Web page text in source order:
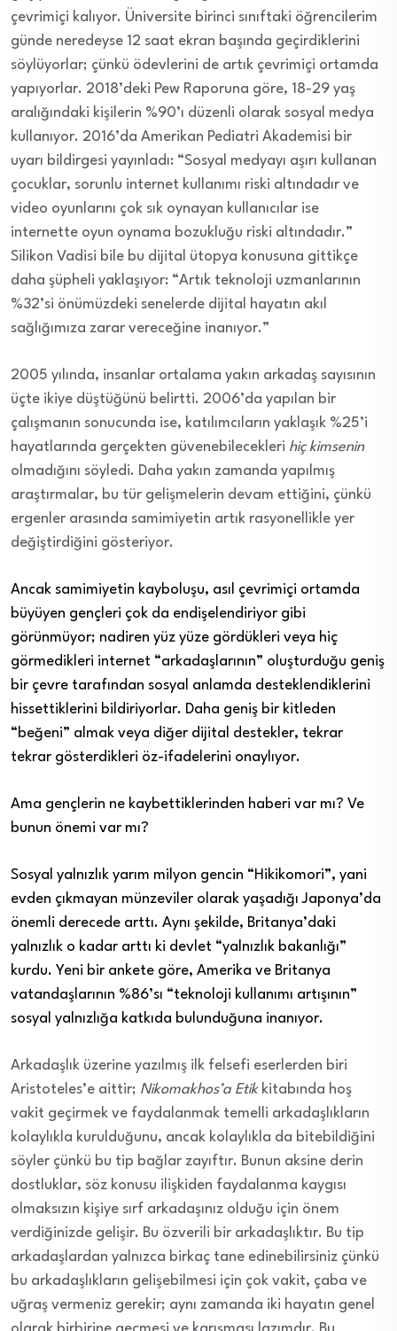
çevrimiçi kalıyor. Üniversite birinci sınıftaki öğrencilerim
günde neredeyse 12 saat ekran başında geçirdiklerini
söylüyorlar; çünkü ödevlerini de artık çevrimiçi ortamda
yapıyorlar. 2018’deki Pew Raporuna göre, 18-29 yaş
aralığındaki kişilerin %90’ı düzenli olarak sosyal medya
kullanıyor. 2016’da Amerikan Pediatri Akademisi bir
uyarı bildirgesi yayınladı: “Sosyal medyayı aşırı kullanan
çocuklar, sorunlu internet kullanımı riski altındadır ve
video oyunlarını çok sık oynayan kullanıcılar ise
internette oyun oynama bozukluğu riski altındadır.”
Silikon Vadisi bile bu dijital ütopya konusuna gittikçe
daha şüpheli yaklaşıyor: “Artık teknoloji uzmanlarının
%32’si önümüzdeki senelerde dijital hayatın akıl
sağlığımıza zarar vereceğine inanıyor.”
2005 yılında, insanlar ortalama yakın arkadaş sayısının
üçte ikiye düştüğünü belirtti. 2006’da yapılan bir
çalışmanın sonucunda ise, katılımcıların yaklaşık %25’i
hayatlarında gerçekten güvenebilecekleri hiç kimsenin
olmadığını söyledi. Daha yakın zamanda yapılmış
araştırmalar, bu tür gelişmelerin devam ettiğini, çünkü
ergenler arasında samimiyetin artık rasyonellikle yer
değiştirdiğini gösteriyor.
Ancak samimiyetin kayboluşu, asıl çevrimiçi ortamda
büyüyen gençleri çok da endişelendiriyor gibi
görünmüyor; nadiren yüz yüze gördükleri veya hiç
görmedikleri internet “arkadaşlarının” oluşturduğu geniş
bir çevre tarafından sosyal anlamda desteklendiklerini
hissettiklerini bildiriyorlar. Daha geniş bir kitleden
“beğeni” almak veya diğer dijital destekler, tekrar
tekrar gösterdikleri öz-ifadelerini onaylıyor.
Ama gençlerin ne kaybettiklerinden haberi var mı? Ve
bunun önemi var mı?
Sosyal yalnızlık yarım milyon gencin “Hikikomori”, yani
evden çıkmayan münzeviler olarak yaşadığı Japonya’da
önemli derecede arttı. Aynı şekilde, Britanya’daki
yalnızlık o kadar arttı ki devlet “yalnızlık bakanlığı”
kurdu. Yeni bir ankete göre, Amerika ve Britanya
vatandaşlarının %86’sı “teknoloji kullanımı artışının”
sosyal yalnızlığa katkıda bulunduğuna inanıyor.
Arkadaşlık üzerine yazılmış ilk felsefi eserlerden biri
Aristoteles’e aittir; Nikomakhos’a Etik kitabında hoş
vakit geçirmek ve faydalanmak temelli arkadaşlıkların
kolaylıkla kurulduğunu, ancak kolaylıkla da bitebildiğini
söyler çünkü bu tip bağlar zayıftır. Bunun aksine derin
dostluklar, söz konusu ilişkiden faydalanma kaygısı
olmaksızın kişiye sırf arkadaşınız olduğu için önem
verdiğinizde gelişir. Bu özverili bir arkadaşlıktır. Bu tip
arkadaşlardan yalnızca birkaç tane edinebilirsiniz çünkü
bu arkadaşlıkların gelişebilmesi için çok vakit, çaba ve
uğraş vermeniz gerekir; aynı zamanda iki hayatın genel